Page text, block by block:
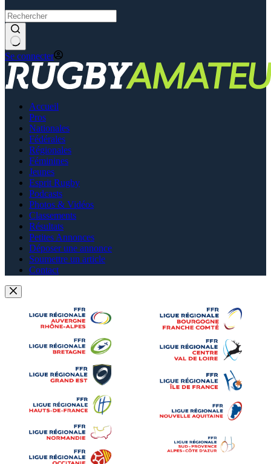
Se connecter
Accueil
Pros
Nationales
Fédérales
Régionales
Féminines
Jeunes
Esprit Rugby
Podcasts
Photos & Vidéos
Classements
Résultats
Petites Annonces
Déposer une annonce
Soumettre un article
Contact